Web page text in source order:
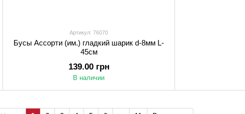
Артикул: 76070
Бусы Ассорти (им.) гладкий шарик d-8мм L-
45см
139.00 грн
В наличии